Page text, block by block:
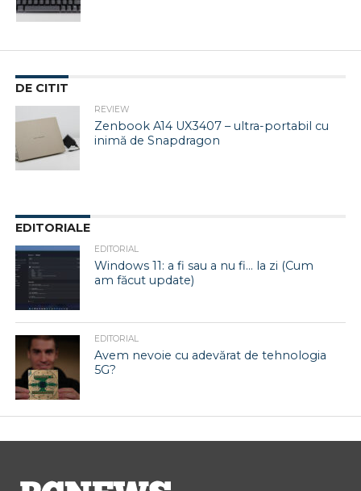
DE CITIT
REVIEW
Zenbook A14 UX3407 – ultra-portabil cu
inimă de Snapdragon
EDITORIALE
EDITORIAL
Windows 11: a fi sau a nu fi… la zi (Cum
am făcut update)
EDITORIAL
Avem nevoie cu adevărat de tehnologia
5G?